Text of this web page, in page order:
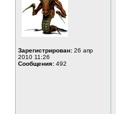
Зарегистрирован: 26 апр
2010 11:26
Сообщения: 492